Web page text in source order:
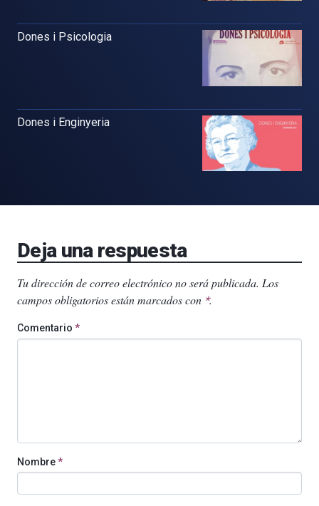
Dones i Psicologia
Dones i Enginyeria
Deja una respuesta
Tu dirección de correo electrónico no será publicada. Los
campos obligatorios están marcados con *.
Comentario *
Nombre*